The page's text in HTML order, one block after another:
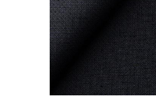
トラベラー